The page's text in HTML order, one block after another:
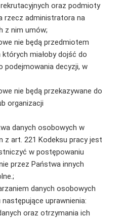
oraz podmioty
rzecz administratora na
z nim umów;
nie będą przedmiotem
miałoby dojść do
podejmowania decyzji, w
nie będą przekazywane do
organizacji
danych osobowych w
z art. 221 Kodeksu pracy jest
w postępowaniu
przez Państwa innych
danych osobowych
uprawnienia:
oraz otrzymania ich